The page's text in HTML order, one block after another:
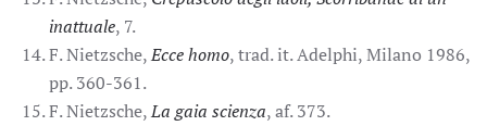
inattuale, 7.
F. Nietzsche,Ecce homo, trad. it. Adelphi, Milano 1986,
pp. 360-361.
F. Nietzsche,La gaia scienza, af. 373.